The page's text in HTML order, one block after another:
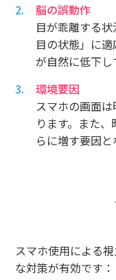
脳の誤動作
目が乖離する
目の状態」に
が自然に低下し
環境要因
スマホの画面
ります。また
らに増す要因と
スマホ使用による
な対策が有効です：